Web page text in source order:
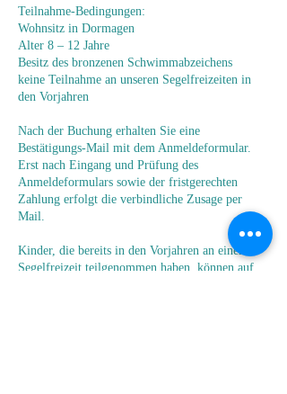
Teilnahme-Bedingungen:
Wohnsitz in Dormagen
Alter 8 – 12 Jahre
Besitz des bronzenen Schwimmabzeichens
keine Teilnahme an unseren Segelfreizeiten in
den Vorjahren
Nach der Buchung erhalten Sie eine
Bestätigungs-Mail mit dem Anmeldeformular.
Erst nach Eingang und Prüfung des
Anmeldeformulars sowie der fristgerechten
Zahlung erfolgt die verbindliche Zusage per
Mail.
Kinder, die bereits in den Vorjahren an einer
Segelfreizeit teilgenommen haben, können auf